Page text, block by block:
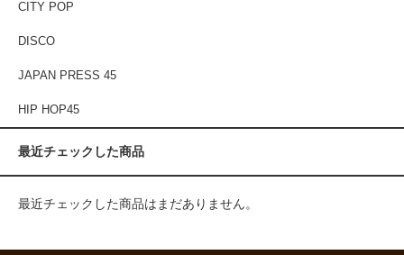
CITY POP
DISCO
JAPAN PRESS 45
HIP HOP45
最近チェックした商品
最近チェックした商品はまだありません。